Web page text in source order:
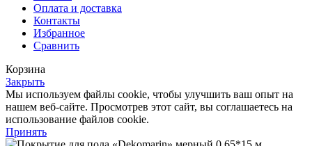
Оплата и доставка
Контакты
Избранное
Сравнить
Корзина
Закрыть
Мы используем файлы cookie, чтобы улучшить ваш опыт на
нашем веб-сайте. Просмотрев этот сайт, вы соглашаетесь на
использование файлов cookie.
Принять